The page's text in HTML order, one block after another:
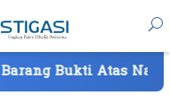
Nama PT Mitra